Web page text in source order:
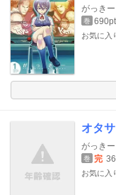
がっきー
巻 690pt
お気に入
オタ
がっきー
巻 完
お気に入